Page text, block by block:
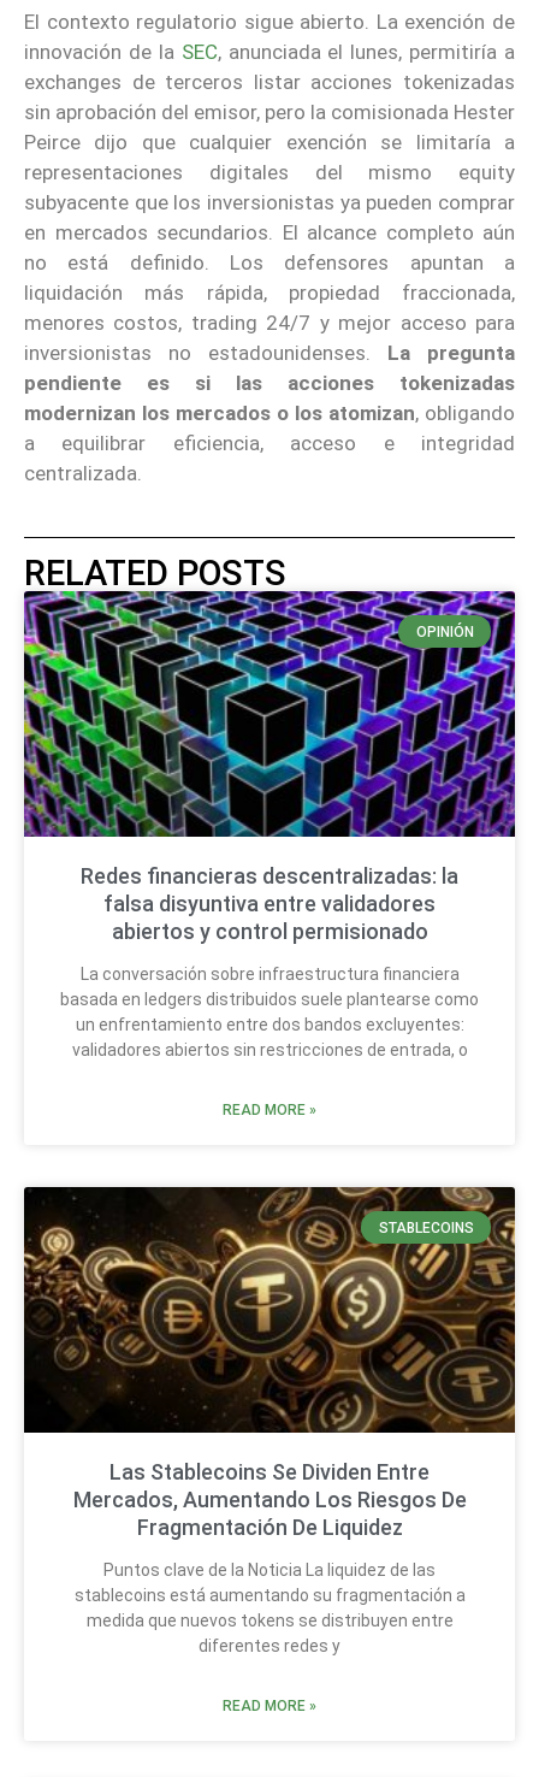
El contexto regulatorio sigue abierto. La exención de
innovación de la SEC, anunciada el lunes, permitiría a
exchanges de terceros listar acciones tokenizadas
sin aprobación del emisor, pero la comisionada Hester
Peirce dijo que cualquier exención se limitaría a
representaciones digitales del mismo equity
subyacente que los inversionistas ya pueden comprar
en mercados secundarios. El alcance completo aún
no está definido. Los defensores apuntan a
liquidación más rápida, propiedad fraccionada,
menores costos, trading 24/7 y mejor acceso para
inversionistas no estadounidenses. La pregunta
pendiente es si las acciones tokenizadas
modernizan los mercados o los atomizan, obligando
a equilibrar eficiencia, acceso e integridad
centralizada.
RELATED POSTS
OPINIÓN
Redes financieras descentralizadas: la
falsa disyuntiva entre validadores
abiertos y control permisionado
La conversación sobre infraestructura financiera
basada en ledgers distribuidos suele plantearse como
un enfrentamiento entre dos bandos excluyentes:
validadores abiertos sin restricciones de entrada, o
READ MORE »
STABLECOINS
Las Stablecoins Se Dividen Entre
Mercados, Aumentando Los Riesgos De
Fragmentación De Liquidez
Puntos clave de la Noticia La liquidez de las
stablecoins está aumentando su fragmentación a
medida que nuevos tokens se distribuyen entre
diferentes redes y
READ MORE »